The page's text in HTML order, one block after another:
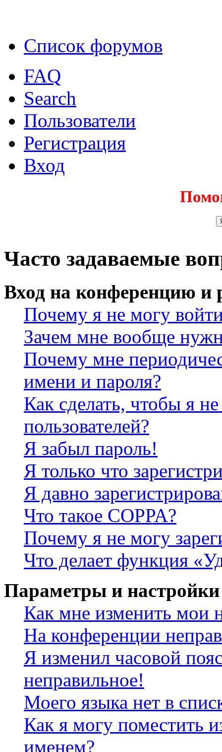
Список форумов
FAQ
Search
Пользователи
Регистрация
Вход
Часто задаваемые
Вход на конференцию и
Почему я не могу
Зачем мне вообще
Почему мне
имени и пароля?
Как сделать, чтобы я
пользователей?
Я забыл пароль!
Я только что
Я давно
Что такое COPPA?
Почему я не могу
Что делает функция
Параметры и настройки
Как мне изменить мои
На конференции
Я изменил часовой
неправильное!
Моего языка нет в
Как я могу поместить
именем?